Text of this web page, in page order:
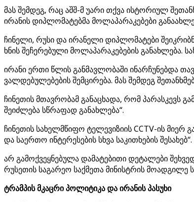
მას შემდეგ, რაც აშშ-მ უარი თქვა ისტორიულ
ირანის დიპლომატებმა მოლაპარაკებები
ჩინელი, რუსი და ირანელი დიპლომატები
ხნის შეჩერებული მოლაპარაკებების განახლება.
ირანი ერთი წლის განმავლობაში ინარჩუნებდა
ვალდებულებების შემცირება. მას შემდეგ
ჩინეთის მთავრობამ განაცხადა, რომ პარასკევს
შეიძლება სწრაფად განახლება“.
ჩინეთის სახელმწიფო ტელევიზიის CCTV-ის მიერ
და საერთო ინტერესების სხვა საკითხების შესახებ“.
არ გამოქვეყნებულა დამატებითი დეტალები
რუსეთის საგარეო საქმეთა მინისტრის მოადგილე
ტრამპის მკაცრი პოლიტიკა და ირანის პასუხი